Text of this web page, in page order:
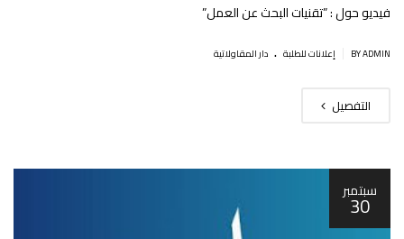
فيديو حول : ”تقنيات البحث عن العمل”
BY ADMIN إعلانات للطلبة . دار المقاولاتية
التفصيل
سبتمبر
30